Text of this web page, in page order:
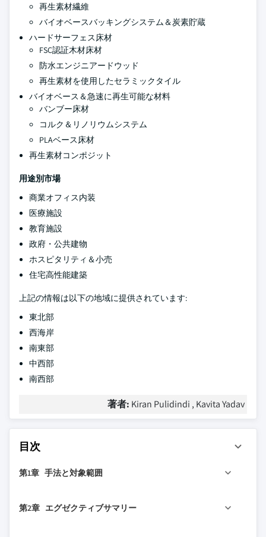
再生素材繊維
バイオベースバッキングシステム＆炭素貯蔵
ハードサーフェス床材
FSC認証木材床材
防水エンジニアードウッド
再生素材を使用したセラミックタイル
バイオベース＆急速に再生可能な材料
バンブー床材
コルク＆リノリウムシステム
PLAベース床材
再生素材コンポジット
用途別市場
商業オフィス内装
医療施設
教育施設
政府・公共建物
ホスピタリティ＆小売
住宅高性能建築
上記の情報は以下の地域に提供されています:
東北部
西海岸
南東部
中西部
南西部
著者: Kiran Pulidindi , Kavita Yadav
目次
第1章 手法と対象範囲
1.2 調査設計
第2章 エグゼクティブサマリー